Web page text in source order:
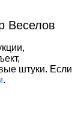
Веселов
штуки. Если
.